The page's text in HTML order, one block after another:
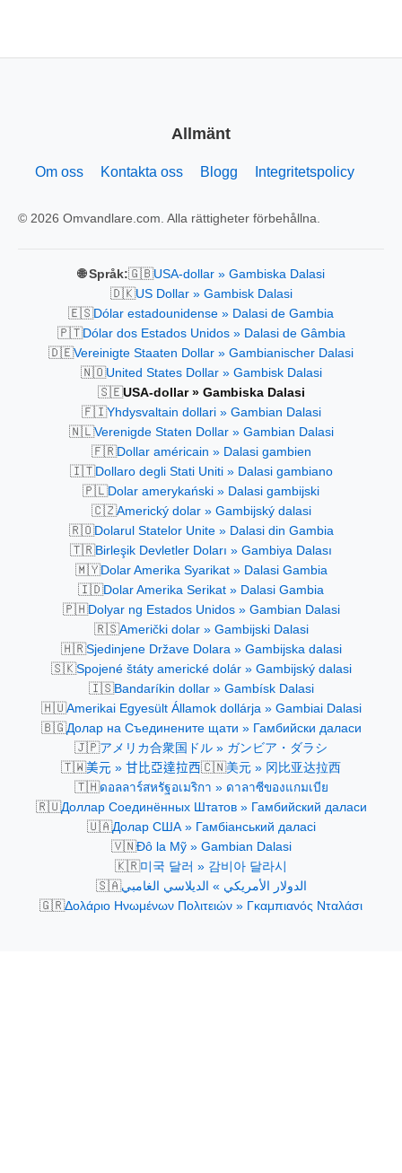
Allmänt
Om oss Kontakta oss Blogg Integritetspolicy
© 2026 Omvandlare.com. Alla rättigheter förbehållna.
🌐 Språk:🇬🇧USA-dollar » Gambiska Dalasi
🇩🇰US Dollar » Gambisk Dalasi
🇪🇸Dólar estadounidense » Dalasi de Gambia
🇵🇹Dólar dos Estados Unidos » Dalasi de Gâmbia
🇩🇪Vereinigte Staaten Dollar » Gambianischer Dalasi
🇳🇴United States Dollar » Gambisk Dalasi
🇸🇪USA-dollar » Gambiska Dalasi
🇫🇮Yhdysvaltain dollari » Gambian Dalasi
🇳🇱Verenigde Staten Dollar » Gambian Dalasi
🇫🇷Dollar américain » Dalasi gambien
🇮🇹Dollaro degli Stati Uniti » Dalasi gambiano
🇵🇱Dolar amerykański » Dalasi gambijski
🇨🇿Americký dolar » Gambijský dalasi
🇷🇴Dolarul Statelor Unite » Dalasi din Gambia
🇹🇷Birleşik Devletler Doları » Gambiya Dalası
🇲🇾Dolar Amerika Syarikat » Dalasi Gambia
🇮🇩Dolar Amerika Serikat » Dalasi Gambia
🇵🇭Dolyar ng Estados Unidos » Gambian Dalasi
🇷🇸Američki dolar » Gambijski Dalasi
🇭🇷Sjedinjene Države Dolara » Gambijska dalasi
🇸🇰Spojené štáty americké dolár » Gambijský dalasi
🇮🇸Bandaríkin dollar » Gambísk Dalasi
🇭🇺Amerikai Egyesült Államok dollárja » Gambiai Dalasi
🇧🇬Долар на Съединените щати » Гамбийски даласи
🇯🇵アメリカ合衆国ドル » ガンビア・ダラシ
🇹🇼美元 » 甘比亞達拉西🇨🇳美元 » 冈比亚达拉西
🇹🇭ดอลลาร์สหรัฐอเมริกา » ดาลาซีของแกมเบีย
🇷🇺Доллар Соединённых Штатов » Гамбийский даласи
🇺🇦Долар США » Гамбіанський даласі
🇻🇳Đô la Mỹ » Gambian Dalasi
🇰🇷미국 달러 » 감비아 달라시
🇸🇦الدولار الأمريكي » الديلاسي الغامبي
🇬🇷Δολάριο Ηνωμένων Πολιτειών » Γκαμπιανός Νταλάσι